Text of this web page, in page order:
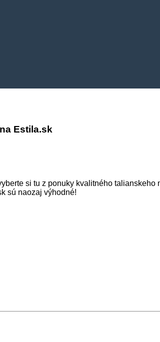
Estila.sk
si tu z ponuky kvalitného talianskeho
sú naozaj výhodné!